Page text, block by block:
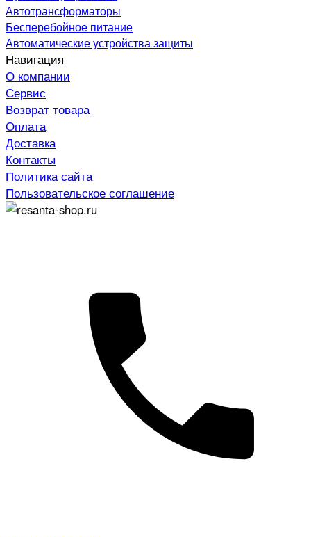
Автотрансформаторы
Бесперебойное питание
Автоматические устройства защиты
Навигация
О компании
Сервис
Возврат товара
Оплата
Доставка
Контакты
Политика сайта
Пользовательское соглашение